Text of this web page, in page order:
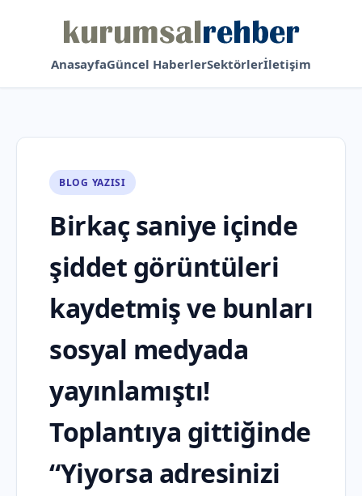
AnasayfaGüncel HaberlerSektörlerİletişim
BLOG YAZISI
Birkaç saniye içinde
şiddet görüntüleri
kaydetmiş ve bunları
sosyal medyada
yayınlamıştı!
Toplantıya gittiğinde
“Yiyorsa adresinizi